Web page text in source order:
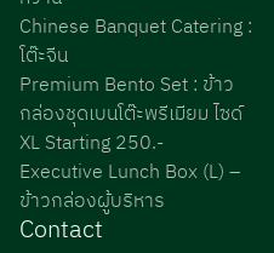
Chinese Banquet Catering :
โต๊ะจีน
Premium Bento Set : ข้าว
กล่องชุดเบนโต๊ะพรีเมียม ไซด์
XL Starting 250.-
Executive Lunch Box (L) –
ข้าวกล่องผู้บริหาร
Contact